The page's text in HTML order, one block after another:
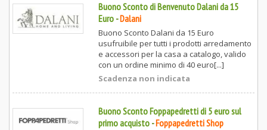
Buono Sconto di Benvenuto Dalani da 15
Euro-Dalani
Buono Sconto Dalani da 15 Euro
usufruibile per tutti i prodotti arredamento
e accessori per la casa a catalogo, valido
con un ordine minimo di 40 euro[...]
Scadenza non indicata
Buono Sconto Foppapedretti di 5 euro sul
primo acquisto-Foppapedretti Shop